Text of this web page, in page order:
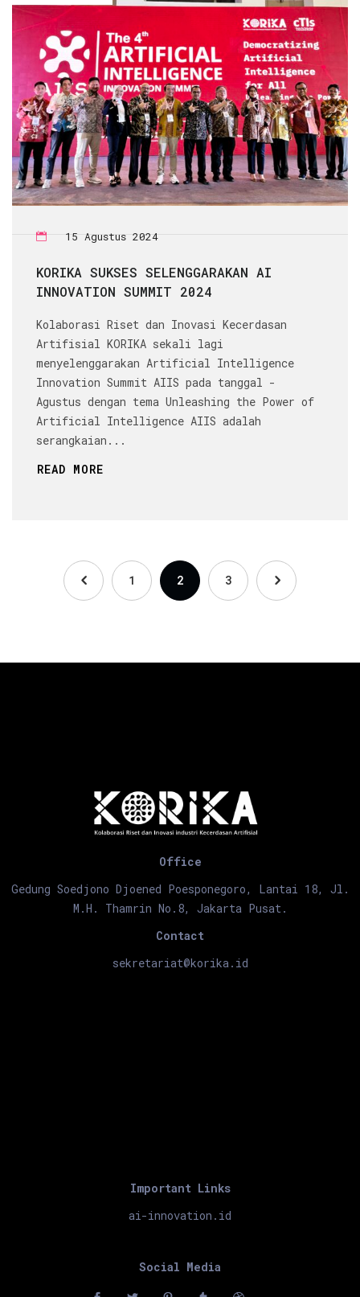
15 Agustus 2024
KORIKA SUKSES SELENGGARAKAN AI
INNOVATION SUMMIT 2024
Kolaborasi Riset dan Inovasi Kecerdasan
Artifisial KORIKA sekali lagi
menyelenggarakan Artificial Intelligence
Innovation Summit AIIS pada tanggal -
Agustus dengan tema Unleashing the Power of
Artificial Intelligence AIIS adalah
serangkaian...
READ MORE
1 2 3
Office
Gedung Soedjono Djoened Poesponegoro, Lantai 18, Jl.
M.H. Thamrin No.8, Jakarta Pusat.
Contact
sekretariat@korika.id
Important Links
ai-innovation.id
Social Media